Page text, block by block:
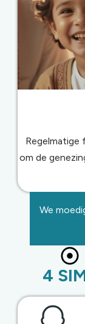
Regelmatige
om de
We
4